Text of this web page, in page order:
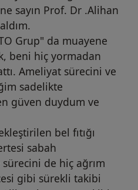
sayın Prof. Dr .Alihan
Grup" da muayene
beni hiç yormadan
Ameliyat sürecini ve
sadelikte
güven duydum ve
bel fıtığı
sabah
de hiç ağrım
gibi sürekli takibi